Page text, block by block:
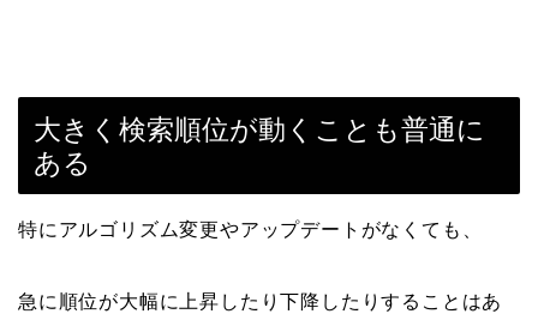
大きく検索順位が動くことも普通に
ある
特にアルゴリズム変更やアップデートがなくても、
急に順位が大幅に上昇したり下降したりすることはあ